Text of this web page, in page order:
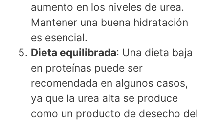
aumento en los niveles de urea.
Mantener una buena hidratación
es esencial.
Dieta equilibrada: Una dieta baja
en proteínas puede ser
recomendada en algunos casos,
ya que la urea alta se produce
como un producto de desecho del